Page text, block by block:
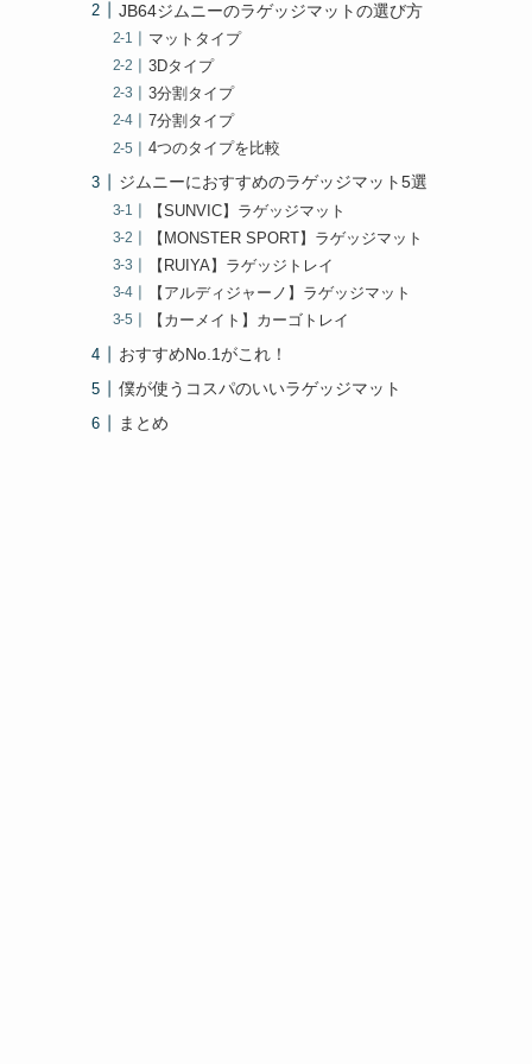
JB64ジムニーのラゲッジマットの選び方
マットタイプ
3Dタイプ
3分割タイプ
7分割タイプ
4つのタイプを比較
ジムニーにおすすめのラゲッジマット5選
【SUNVIC】ラゲッジマット
【MONSTER SPORT】ラゲッジマット
【RUIYA】ラゲッジトレイ
【アルディジャーノ】ラゲッジマット
【カーメイト】カーゴトレイ
おすすめNo.1がこれ！
僕が使うコスパのいいラゲッジマット
まとめ